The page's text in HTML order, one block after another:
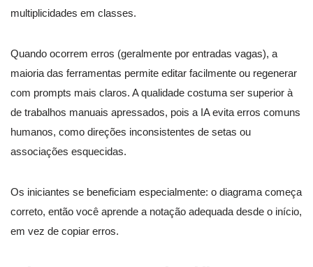
multiplicidades em classes.
Quando ocorrem erros (geralmente por entradas vagas), a
maioria das ferramentas permite editar facilmente ou regenerar
com prompts mais claros. A qualidade costuma ser superior à
de trabalhos manuais apressados, pois a IA evita erros comuns
humanos, como direções inconsistentes de setas ou
associações esquecidas.
Os iniciantes se beneficiam especialmente: o diagrama começa
correto, então você aprende a notação adequada desde o início,
em vez de copiar erros.